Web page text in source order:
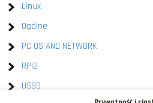
Linux
Ogólne
PC OS AND NETWORK
RPi2
USSD